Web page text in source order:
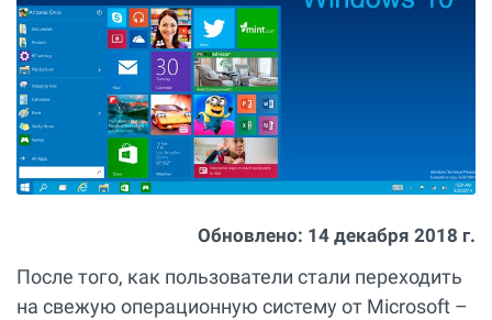
Обновлено: 14 декабря 2018 г.
После того, как пользователи стали переходить
на свежую операционную систему от Microsoft –